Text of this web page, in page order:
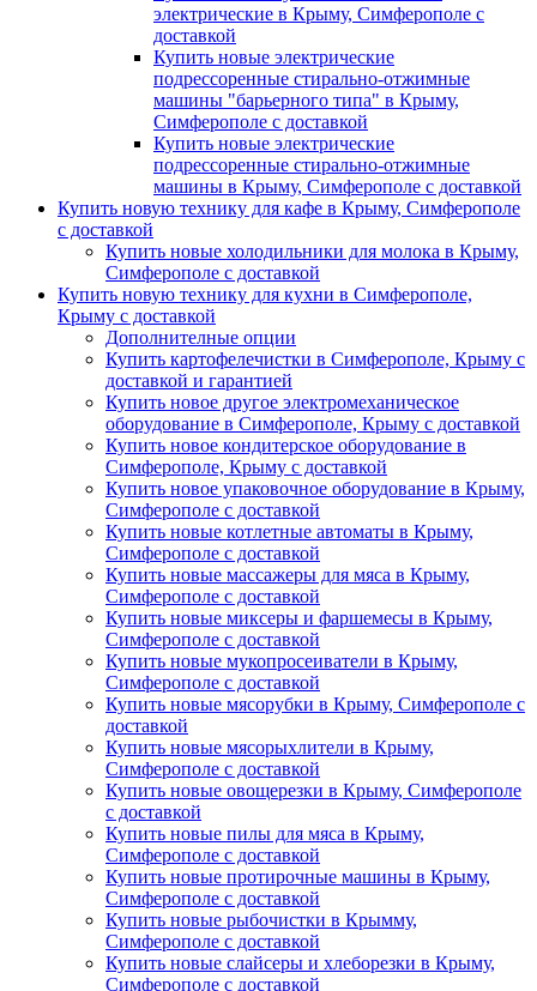
электрические в Крыму, Симферополе с
доставкой
Купить новые электрические
подрессоренные стирально-отжимные
машины "барьерного типа" в Крыму,
Симферополе с доставкой
Купить новые электрические
подрессоренные стирально-отжимные
машины в Крыму, Симферополе с доставкой
Купить новую технику для кафе в Крыму, Симферополе
с доставкой
Купить новые холодильники для молока в Крыму,
Симферополе с доставкой
Купить новую технику для кухни в Симферополе,
Крыму с доставкой
Дополнителные опции
Купить картофелечистки в Симферополе, Крыму с
доставкой и гарантией
Купить новое другое электромеханическое
оборудование в Симферополе, Крыму с доставкой
Купить новое кондитерское оборудование в
Симферополе, Крыму с доставкой
Купить новое упаковочное оборудование в Крыму,
Симферополе с доставкой
Купить новые котлетные автоматы в Крыму,
Симферополе с доставкой
Купить новые массажеры для мяса в Крыму,
Симферополе с доставкой
Купить новые миксеры и фаршемесы в Крыму,
Симферополе с доставкой
Купить новые мукопросеиватели в Крыму,
Симферополе с доставкой
Купить новые мясорубки в Крыму, Симферополе с
доставкой
Купить новые мясорыхлители в Крыму,
Симферополе с доставкой
Купить новые овощерезки в Крыму, Симферополе
с доставкой
Купить новые пилы для мяса в Крыму,
Симферополе с доставкой
Купить новые протирочные машины в Крыму,
Симферополе с доставкой
Купить новые рыбочистки в Крымму,
Симферополе с доставкой
Купить новые слайсеры и хлеборезки в Крыму,
Симферополе с доставкой